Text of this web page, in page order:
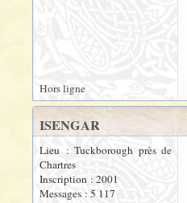
Hors ligne
ISENGAR
Lieu : Tuckborough près de
Chartres
Inscription : 2001
Messages : 5 117